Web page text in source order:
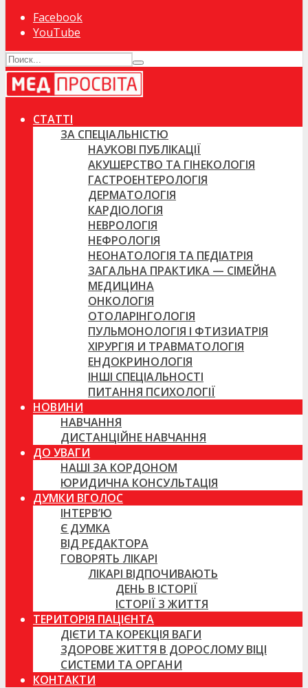
Facebook
YouTube
СТАТТІ
ЗА СПЕЦІАЛЬНІСТЮ
НАУКОВІ ПУБЛІКАЦІЇ
АКУШЕРСТВО ТА ГІНЕКОЛОГІЯ
ГАСТРОЕНТЕРОЛОГІЯ
ДЕРМАТОЛОГІЯ
КАРДІОЛОГІЯ
НЕВРОЛОГІЯ
НЕФРОЛОГІЯ
НЕОНАТОЛОГІЯ ТА ПЕДІАТРІЯ
ЗАГАЛЬНА ПРАКТИКА — СІМЕЙНА
МЕДИЦИНА
ОНКОЛОГІЯ
ОТОЛАРІНГОЛОГІЯ
ПУЛЬМОНОЛОГІЯ І ФТИЗИАТРІЯ
ХІРУРГІЯ И ТРАВМАТОЛОГІЯ
ЕНДОКРИНОЛОГІЯ
ІНШІ СПЕЦІАЛЬНОСТІ
ПИТАННЯ ПСИХОЛОГІЇ
НОВИНИ
НАВЧАННЯ
ДИСТАНЦІЙНЕ НАВЧАННЯ
ДО УВАГИ
НАШІ ЗА КОРДОНОМ
ЮРИДИЧНА КОНСУЛЬТАЦІЯ
ДУМКИ ВГОЛОС
ІНТЕРВ’Ю
Є ДУМКА
ВІД РЕДАКТОРА
ГОВОРЯТЬ ЛІКАРІ
ЛІКАРІ ВІДПОЧИВАЮТЬ
ДЕНЬ В ІСТОРІЇ
ІСТОРІЇ З ЖИТТЯ
ТЕРИТОРІЯ ПАЦІЄНТА
ДІЄТИ ТА КОРЕКЦІЯ ВАГИ
ЗДОРОВЕ ЖИТТЯ В ДОРОСЛОМУ ВІЦІ
СИСТЕМИ ТА ОРГАНИ
КОНТАКТИ